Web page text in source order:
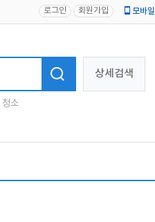
로그인 회원가입 모바일
상세검색
청소